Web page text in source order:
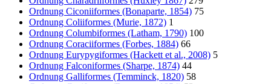
Ordnung Ciconiiformes (Bonaparte, 1854) 75
Ordnung Coliiformes (Murie, 1872) 1
Ordnung Columbiformes (Latham, 1790) 100
Ordnung Coraciiformes (Forbes, 1884) 66
Ordnung Eurypygiformes (Hackett et al., 2008) 5
Ordnung Falconiformes (Sharpe, 1874) 44
Ordnung Galliformes (Temminck, 1820) 58